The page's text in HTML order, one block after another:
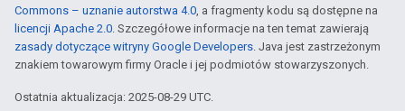
Commons – uznanie autorstwa 4.0, a fragmenty kodu są dostępne na
licencji Apache 2.0. Szczegółowe informacje na ten temat zawierają
zasady dotyczące witryny Google Developers. Java jest zastrzeżonym
znakiem towarowym firmy Oracle i jej podmiotów stowarzyszonych.
Ostatnia aktualizacja: 2025-08-29 UTC.